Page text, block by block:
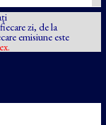
zi, de la
emisiune este